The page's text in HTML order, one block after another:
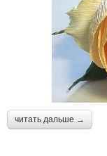
читать дальше →